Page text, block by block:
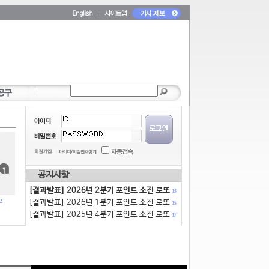
2
공지사항
[결과발표] 2026년 2분기 포인트 소진 로또 13
[결과발표] 2026년 1분기 포인트 소진 로또 15
[결과발표] 2025년 4분기 포인트 소진 로또 17